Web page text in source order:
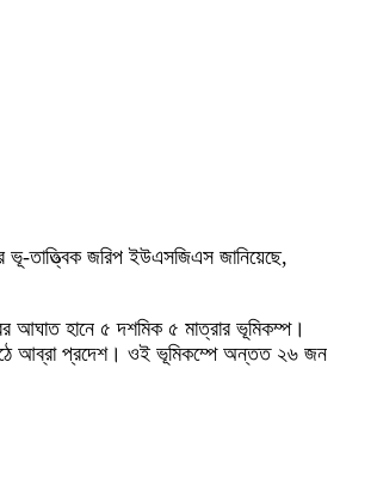
ভূ-তাত্ত্বিক জরিপ ইউএসজিএস জানিয়েছে,
আঘাত হানে ৫ দশমিক ৫ মাত্রার ভূমিকম্প।
ওঠে আব্রা প্রদেশ। ওই ভূমিকম্পে অন্তত ২৬ জন